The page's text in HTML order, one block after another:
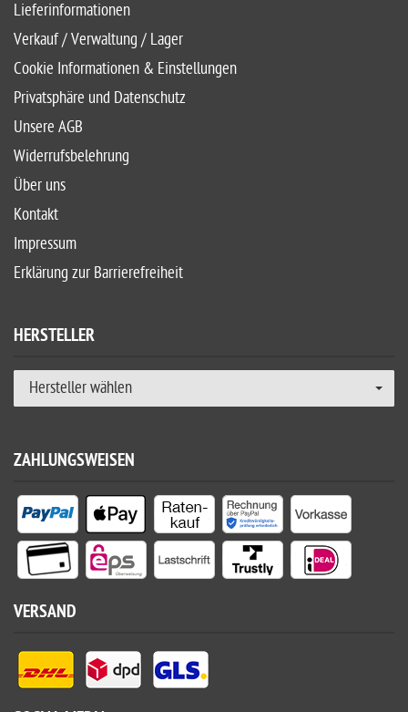
Lieferinformationen
Verkauf / Verwaltung / Lager
Cookie Informationen & Einstellungen
Privatsphäre und Datenschutz
Unsere AGB
Widerrufsbelehrung
Über uns
Kontakt
Impressum
Erklärung zur Barrierefreiheit
HERSTELLER
Hersteller wählen
ZAHLUNGSWEISEN
VERSAND